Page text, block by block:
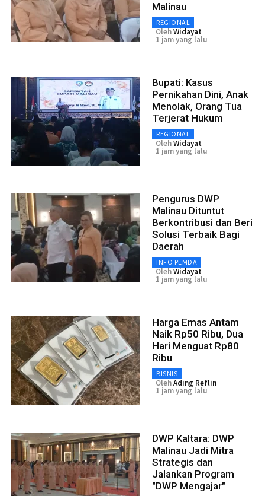
Malinau
REGIONAL
OlehWidayat
1 jam yang lalu
Bupati: Kasus
Pernikahan Dini, Anak
Menolak, Orang Tua
Terjerat Hukum
REGIONAL
OlehWidayat
1 jam yang lalu
Pengurus DWP
Malinau Dituntut
Berkontribusi dan Beri
Solusi Terbaik Bagi
Daerah
INFO PEMDA
OlehWidayat
1 jam yang lalu
Harga Emas Antam
Naik Rp50 Ribu, Dua
Hari Menguat Rp80
Ribu
BISNIS
OlehAding Reflin
1 jam yang lalu
DWP Kaltara: DWP
Malinau Jadi Mitra
Strategis dan
Jalankan Program
"DWP Mengajar"